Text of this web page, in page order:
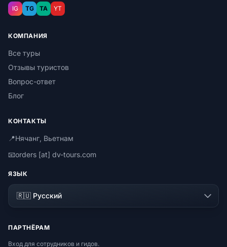
IG TG TA YT
КОМПАНИЯ
Все туры
Отзывы туристов
Вопрос-ответ
Блог
КОНТАКТЫ
📍Нячанг, Вьетнам
📧orders [at] dv-tours.com
ЯЗЫК
ПАРТНЁРАМ
Вход для сотрудников и гидов.